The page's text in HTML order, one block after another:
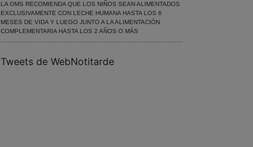
LA OMS RECOMIENDA QUE LOS NIÑOS SEAN ALIMENTADOS
EXCLUSIVAMENTE CON LECHE HUMANA HASTA LOS 6
MESES DE VIDA Y LUEGO JUNTO A LA ALIMENTACIÓN
COMPLEMENTARIA HASTA LOS 2 AÑOS O MÁS
Tweets de WebNotitarde